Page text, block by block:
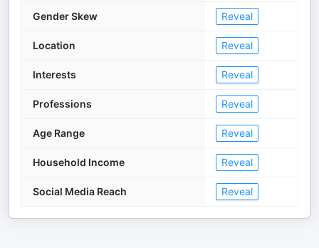
Gender Skew Reveal
Location Reveal
Interests Reveal
Professions Reveal
Age Range Reveal
Household Income Reveal
Social Media Reach Reveal